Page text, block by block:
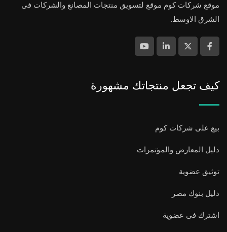
موقع شركات كوم موقع لتسويق منتجات المصانع والشركات فى
الشرق الاوسط.
كيف تجعل منتجاتك مشهورة
بيع على شركات كوم
دليل المعارض والمؤتمرات
توثيق عضوية
دليل بنوك مصر
اشترك فى عضوية